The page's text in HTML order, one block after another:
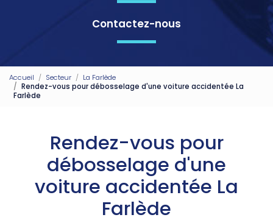
Contactez-nous
Accueil Secteur
La Farlède
Rendez-vous pour débosselage d'une voiture accidentée La
Farlède
Rendez-vous pour
débosselage d'une
voiture accidentée La
Farlède